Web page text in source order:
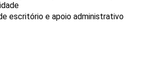
escritório e apoio administrativo